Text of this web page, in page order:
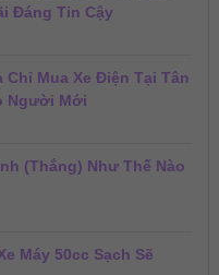
Đáng Tin Cậy
Mua Xe Điện Tại Tân
Người Mới
(Thắng) Như Thế Nào
Máy 50cc Sạch Sẽ